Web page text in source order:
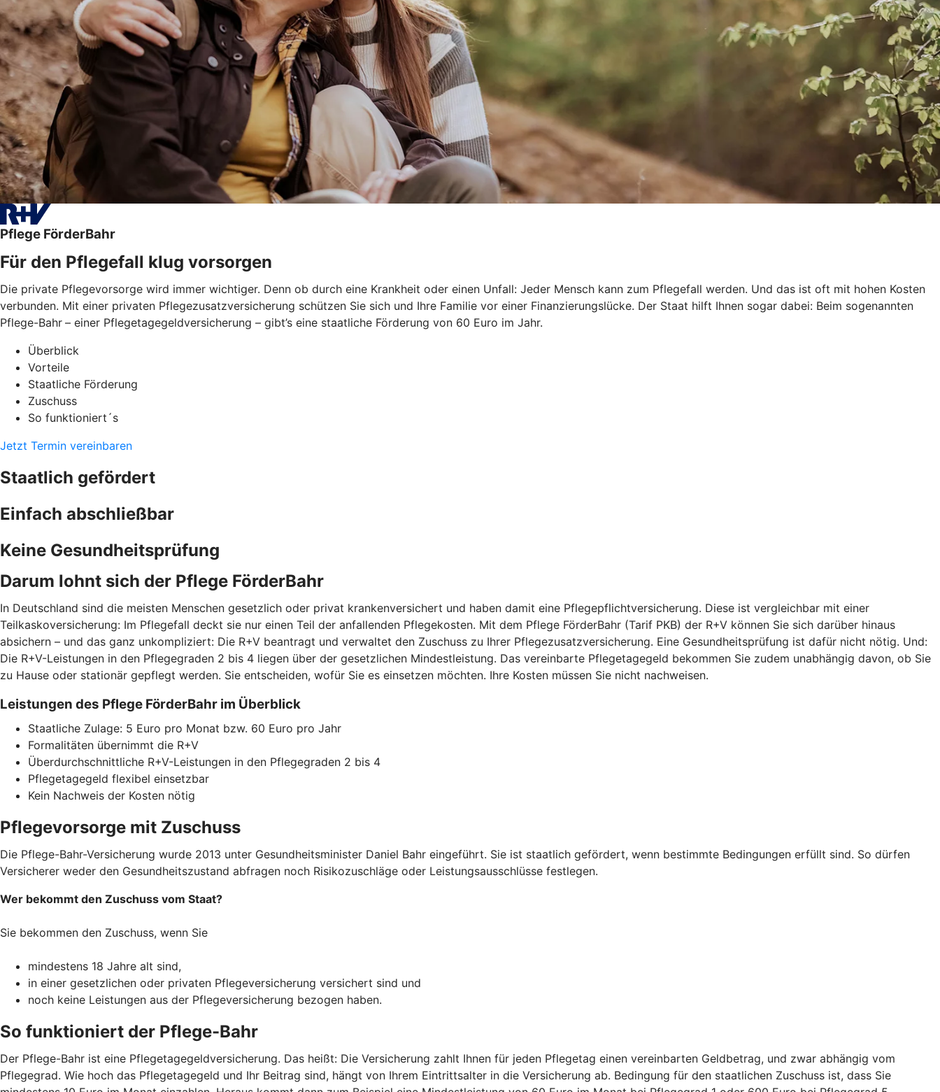
Pflege FörderBahr
Für den Pflegefall klug vorsorgen
Die private Pflegevorsorge wird immer wichtiger. Denn ob durch eine Krankheit oder einen Unfall: Jeder Mensch kann zum Pflegefall werden. Und das ist oft mit hohen Kosten
verbunden. Mit einer privaten Pflegezusatzversicherung schützen Sie sich und Ihre Familie vor einer Finanzierungslücke. Der Staat hilft Ihnen sogar dabei: Beim sogenannten
Pflege-Bahr – einer Pflegetagegeldversicherung – gibt’s eine staatliche Förderung von 60 Euro im Jahr.
Überblick
Vorteile
Staatliche Förderung
Zuschuss
So funktioniert´s
Jetzt Termin vereinbaren
Staatlich gefördert
Einfach abschließbar
Keine Gesundheitsprüfung
Darum lohnt sich der Pflege FörderBahr
In Deutschland sind die meisten Menschen gesetzlich oder privat krankenversichert und haben damit eine Pflegepflichtversicherung. Diese ist vergleichbar mit einer
Teilkaskoversicherung: Im Pflegefall deckt sie nur einen Teil der anfallenden Pflegekosten. Mit dem Pflege FörderBahr (Tarif PKB) der R+V können Sie sich darüber hinaus
absichern – und das ganz unkompliziert: Die R+V beantragt und verwaltet den Zuschuss zu Ihrer Pflegezusatzversicherung. Eine Gesundheitsprüfung ist dafür nicht nötig. Und:
Die R+V-Leistungen in den Pflegegraden 2 bis 4 liegen über der gesetzlichen Mindestleistung. Das vereinbarte Pflegetagegeld bekommen Sie zudem unabhängig davon, ob Sie
zu Hause oder stationär gepflegt werden. Sie entscheiden, wofür Sie es einsetzen möchten. Ihre Kosten müssen Sie nicht nachweisen.
Leistungen des Pflege FörderBahr im Überblick
Staatliche Zulage: 5 Euro pro Monat bzw. 60 Euro pro Jahr
Formalitäten übernimmt die R+V
Überdurchschnittliche R+V-Leistungen in den Pflegegraden 2 bis 4
Pflegetagegeld flexibel einsetzbar
Kein Nachweis der Kosten nötig
Pflegevorsorge mit Zuschuss
Die Pflege-Bahr-Versicherung wurde 2013 unter Gesundheitsminister Daniel Bahr eingeführt. Sie ist staatlich gefördert, wenn bestimmte Bedingungen erfüllt sind. So dürfen
Versicherer weder den Gesundheitszustand abfragen noch Risikozuschläge oder Leistungsausschlüsse festlegen.
Wer bekommt den Zuschuss vom Staat?
Sie bekommen den Zuschuss, wenn Sie
mindestens 18 Jahre alt sind,
in einer gesetzlichen oder privaten Pflegeversicherung versichert sind und
noch keine Leistungen aus der Pflegeversicherung bezogen haben.
So funktioniert der Pflege-Bahr
Der Pflege-Bahr ist eine Pflegetagegeldversicherung. Das heißt: Die Versicherung zahlt Ihnen für jeden Pflegetag einen vereinbarten Geldbetrag, und zwar abhängig vom
Pflegegrad. Wie hoch das Pflegetagegeld und Ihr Beitrag sind, hängt von Ihrem Eintrittsalter in die Versicherung ab. Bedingung für den staatlichen Zuschuss ist, dass Sie